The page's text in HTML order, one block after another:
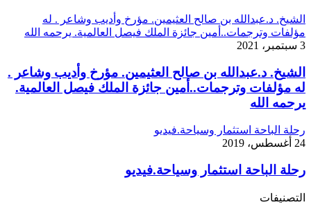
الشيخ. د.عبدالله بن صالح العثيمين. مؤرخ وأديب وشاعر . له
مؤلفات وترجمات..أمين جائزة الملك فيصل العالمية. يرحمه الله
3 سبتمبر، 2021
الشيخ. د.عبدالله بن صالح العثيمين. مؤرخ وأديب وشاعر .
له مؤلفات وترجمات..أمين جائزة الملك فيصل العالمية.
يرحمه الله
رحلة الباحة استثمار وسياحة.فيديو
24 أغسطس، 2019
رحلة الباحة استثمار وسياحة.فيديو
التصنيفات